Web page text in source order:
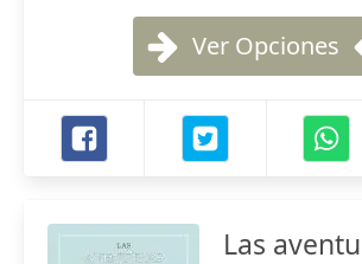
Ver Opciones
Las